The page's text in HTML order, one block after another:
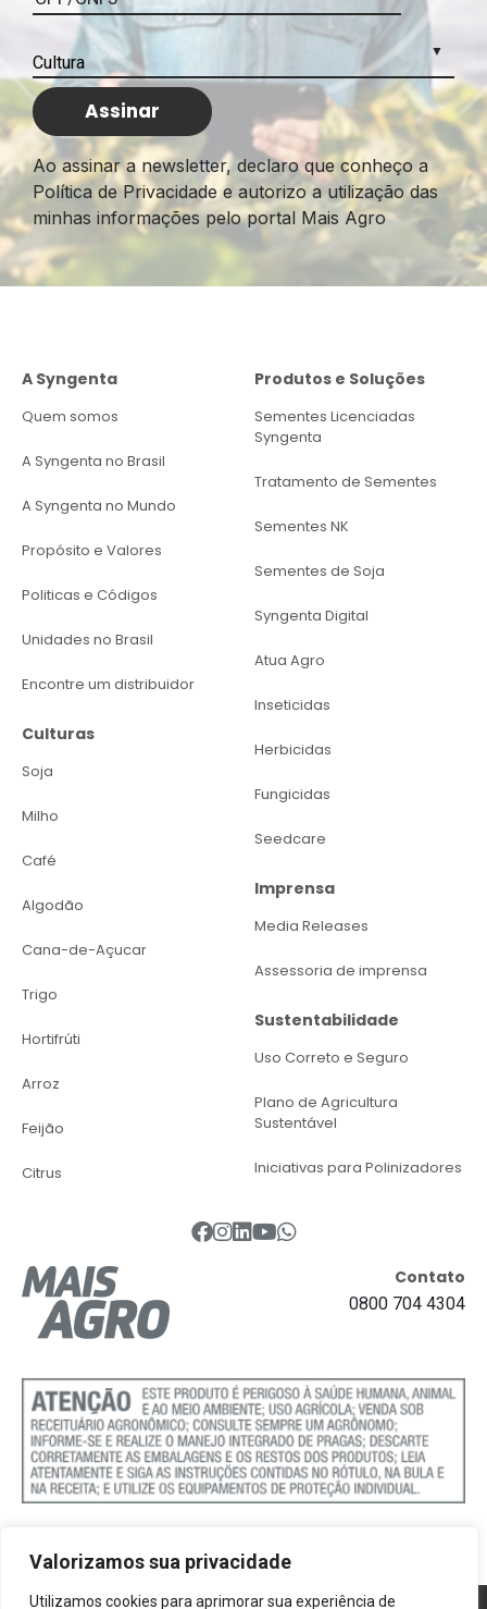
Valorizamos sua privacidade
Utilizamos cookies para aprimorar sua experiência de
Ao assinar a newsletter, declaro que conheço a
Política de Privacidade e autorizo a utilização das
minhas informações pelo portal Mais Agro
A Syngenta
Quem somos
A Syngenta no Brasil
A Syngenta no Mundo
Propósito e Valores
Politicas e Códigos
Unidades no Brasil
Encontre um distribuidor
Culturas
Soja
Milho
Café
Algodão
Cana-de-Açucar
Trigo
Hortifrúti
Arroz
Feijão
Citrus
Produtos e Soluções
Sementes Licenciadas
Syngenta
Tratamento de Sementes
Sementes NK
Sementes de Soja
Syngenta Digital
Atua Agro
Inseticidas
Herbicidas
Fungicidas
Seedcare
Imprensa
Media Releases
Assessoria de imprensa
Sustentabilidade
Uso Correto e Seguro
Plano de Agricultura
Sustentável
Iniciativas para Polinizadores
Contato
0800 704 4304